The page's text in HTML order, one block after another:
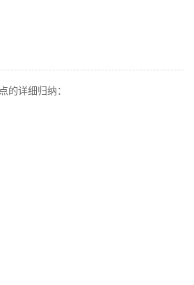
的详细归纳：